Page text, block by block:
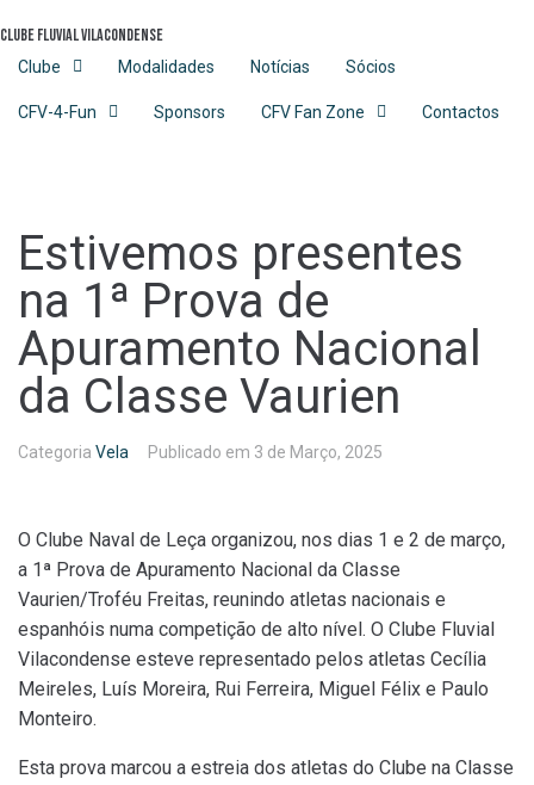
to
content
Clube Fluvial Vilacondense
Clube Modalidades Notícias Sócios
CFV-4-Fun Sponsors CFV Fan Zone Contactos
Estivemos presentes
na 1ª Prova de
Apuramento Nacional
da Classe Vaurien
Categoria Vela Publicado em 3 de Março, 2025
O Clube Naval de Leça organizou, nos dias 1 e 2 de março,
a 1ª Prova de Apuramento Nacional da Classe
Vaurien/Troféu Freitas, reunindo atletas nacionais e
espanhóis numa competição de alto nível. O Clube Fluvial
Vilacondense esteve representado pelos atletas Cecília
Meireles, Luís Moreira, Rui Ferreira, Miguel Félix e Paulo
Monteiro.
Esta prova marcou a estreia dos atletas do Clube na Classe